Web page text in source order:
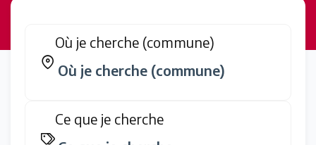
Où je cherche (commune)
Ce que je cherche